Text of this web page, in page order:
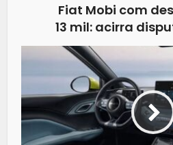
Fiat Mobi com
13 mil: acirra